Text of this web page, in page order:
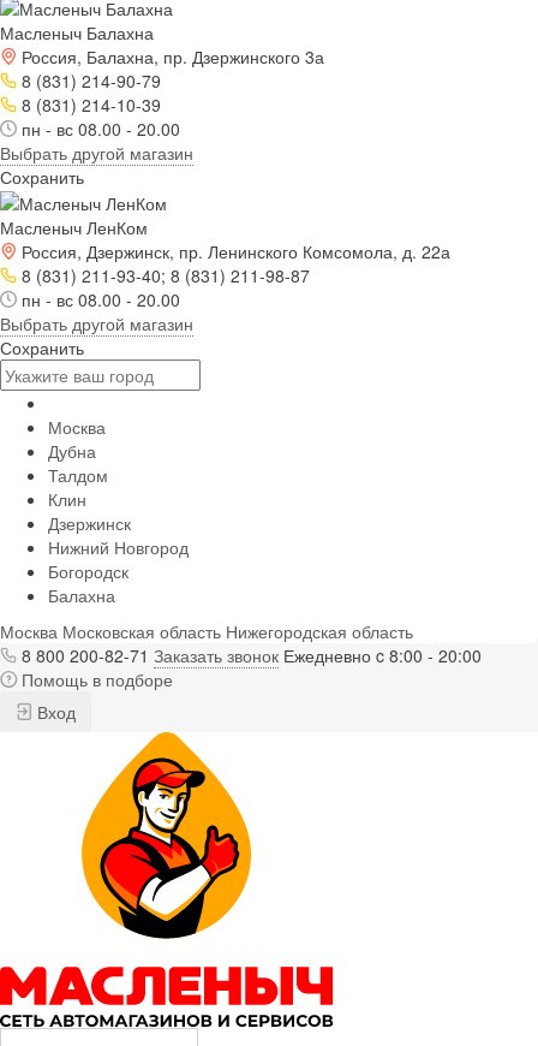
Масленыч Балахна
Россия, Балахна, пр. Дзержинского 3а
8 (831) 214-90-79
8 (831) 214-10-39
пн - вс 08.00 - 20.00
Выбрать другой магазин
Сохранить
Масленыч ЛенКом
Россия, Дзержинск, пр. Ленинского Комсомола, д. 22а
8 (831) 211-93-40; 8 (831) 211-98-87
пн - вс 08.00 - 20.00
Выбрать другой магазин
Сохранить
Москва
Дубна
Талдом
Клин
Дзержинск
Нижний Новгород
Богородск
Балахна
Москва Московская область Нижегородская область
8 800 200-82-71 Заказать звонок Ежедневно c 8:00 - 20:00
Помощь в подборе
Вход